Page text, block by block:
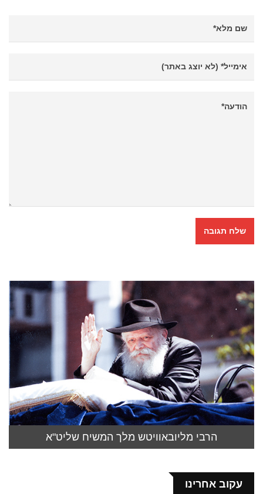
הרבי מליובאוויטש מלך המשיח שליט"א
עקוב אחרינו